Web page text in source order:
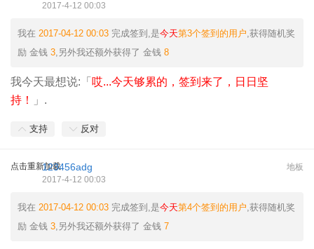
2017-4-12 00:03
我在 2017-04-12 00:03 完成签到,是今天第3个签到的用户,获得随机奖
励 金钱 3,另外我还额外获得了 金钱 8
我今天最想说:「 哎...今天够累的，签到来了，日日坚
持！
」.
支持 反对
点击重新加载 地板
123456adg
2017-4-12 00:03
我在 2017-04-12 00:03 完成签到,是今天第4个签到的用户,获得随机奖
励 金钱 3,另外我还额外获得了 金钱 7